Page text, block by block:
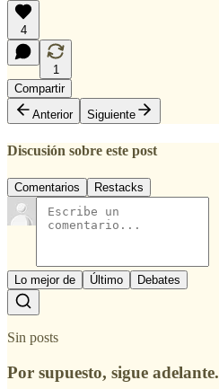
4
1
Compartir
Anterior
Siguiente
Discusión sobre este post
Comentarios Restacks
Lo mejor de Último Debates
Sin posts
Por supuesto, sigue adelante.